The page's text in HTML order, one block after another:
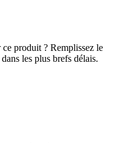
produit ? Remplissez le
les plus brefs délais.